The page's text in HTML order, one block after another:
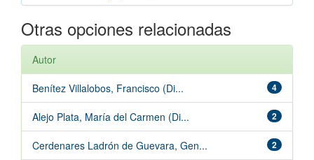
Otras opciones relacionadas
Autor
4
Benítez Villalobos, Francisco (Di...
2
Alejo Plata, María del Carmen (Di...
2
Cerdenares Ladrón de Guevara, Gen...